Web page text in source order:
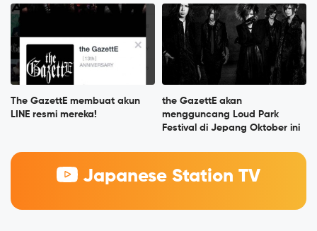
The GazettE membuat akun
LINE resmi mereka!
the GazettE akan
mengguncang Loud Park
Festival di Jepang Oktober ini
Japanese Station TV